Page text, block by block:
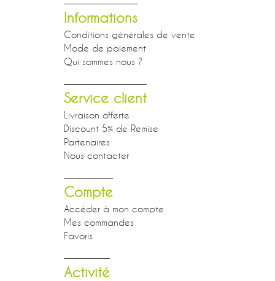
Informations
Conditions générales de vente
Mode de paiement
Qui sommes nous ?
Service client
Livraison offerte
Discount 5% de Remise
Partenaires
Nous contacter
Compte
Accéder à mon compte
Mes commandes
Favoris
Activité